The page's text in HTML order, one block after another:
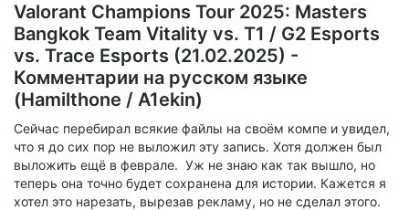
Valorant Champions Tour 2025: Masters
Bangkok Team Vitality vs. T1 / G2 Esports
vs. Trace Esports (21.02.2025) -
Комментарии на русском языке
(Hamilthone / A1ekin)
Сейчас перебирал всякие файлы на своём компе и увидел,
что я до сих пор не выложил эту запись. Хотя должен был
выложить ещё в феврале. Уж не знаю как так вышло, но
теперь она точно будет сохранена для истории. Кажется я
хотел это нарезать, вырезав рекламу, но не сделал этого.